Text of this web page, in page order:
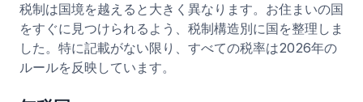
税制は国境を越えると大きく異なります。お住まいの国
をすぐに見つけられるよう、税制構造別に国を整理しま
した。特に記載がない限り、すべての税率は2026年の
ルールを反映しています。